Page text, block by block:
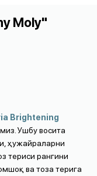
Moly"
Brightening
Ушбу восита
ҳужайраларни
териси рангини
ва тоза терига